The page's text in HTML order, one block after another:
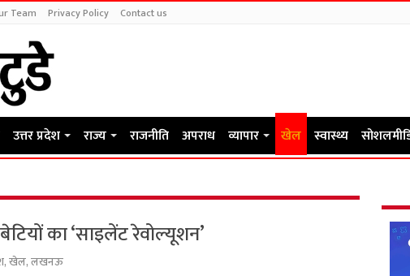
Team Privacy Policy Contact us
उत्तर प्रदेश राज्य राजनीति अपराध व्यापार खेल स्वास्थ्य
का ‘साइलेंट रेवोल्यूशन’
,खेल,लखनऊ